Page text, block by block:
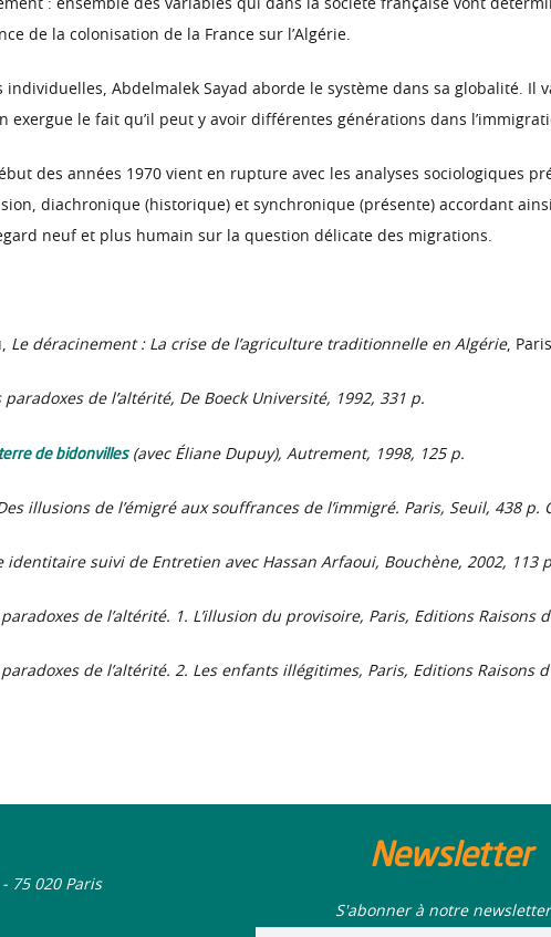
: ensemble des variables qui dans la société française vont
de la colonisation de la France sur l’Algérie.
individuelles, Abdelmalek Sayad aborde le système dans sa globalité. Il
exergue le fait qu’il peut y avoir différentes générations dans
des années 1970 vient en rupture avec les analyses sociologiques
diachronique (historique) et synchronique (présente) accordant
neuf et plus humain sur la question délicate des migrations.
Le déracinement : La crise de l’agriculture traditionnelle en Algérie,
paradoxes de l’altérité, De Boeck Université, 1992, 331 p.
de bidonvilles(avec Éliane Dupuy), Autrement, 1998, 125 p.
illusions de l’émigré aux souffrances de l’immigré. Paris, Seuil, 438 p.
identitairesuivi de Entretien avec Hassan Arfaoui, Bouchène, 2002, 113
de l’altérité. 1. L’illusion du provisoire, Paris, Editions Raisons
de l’altérité. 2. Les enfants illégitimes, Paris, Editions Raisons
75 020 Paris
Newsletter
S'abonner à notre